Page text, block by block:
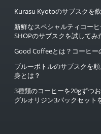
Kurasu Kyotoのサブスクを
新鮮なスペシャルティコー
SHOPのサブスクを試してみ
Good Coffeeとは？コーヒー
ブルーボトルのサブスクを
身とは？
3種類のコーヒーを20gずつ
グルオリジン3パックセット